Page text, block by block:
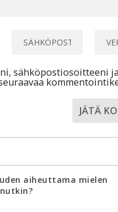
sähköpostiosoitteeni
aiheuttama mielen